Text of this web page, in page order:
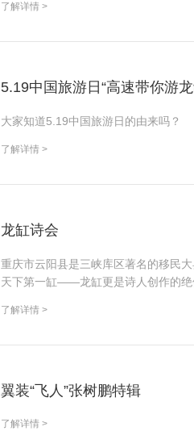
了解详情 >
5.19中国旅游日“高速带你游龙
大家知道5.19中国旅游日的由来吗？
了解详情 >
龙缸诗会
重庆市云阳县是三峡库区著名的移民
天下第一缸——龙缸更是诗人创作的绝
了解详情 >
翼装“飞人”张树鹏特辑
了解详情 >